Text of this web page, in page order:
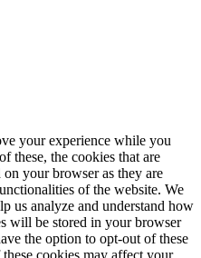
your experience while you
these, the cookies that are
on your browser as they are
of the website. We
us analyze and understand how
will be stored in your browser
the option to opt-out of these